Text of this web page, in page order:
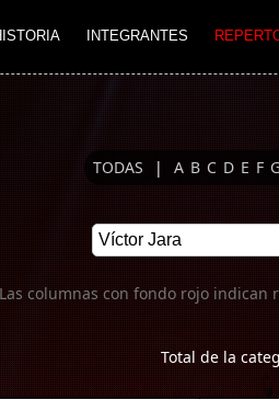
INTEGRANTES
TODAS | A B C D E F
Las columnas con fondo rojo indican
Total de la